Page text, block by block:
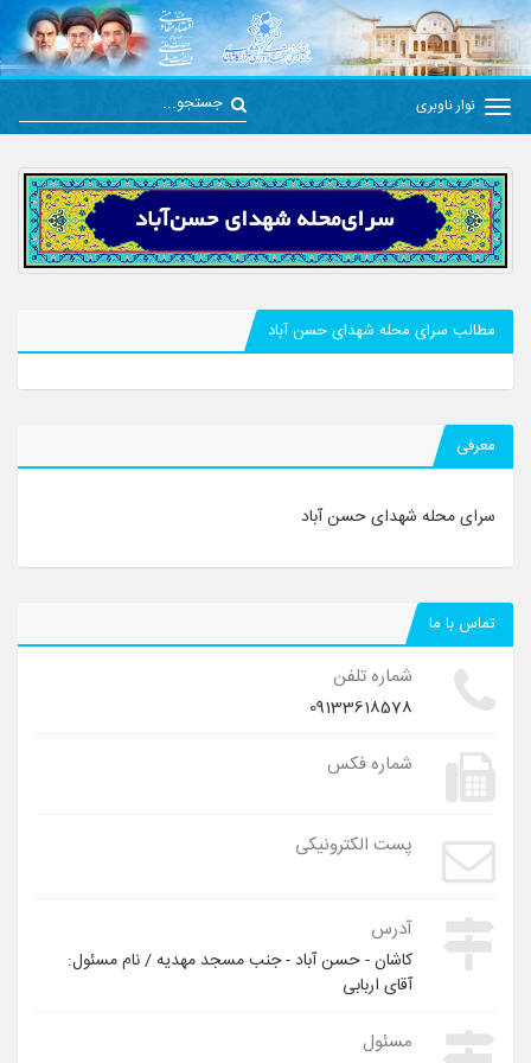
نوار ناوبری
مطالب سرای محله شهدای حسن آباد
معرفی
سرای محله شهدای حسن آباد
تماس با ما
شماره تلفن
09133618578
شماره فکس
پست الکترونیکی
آدرس
کاشان - حسن آباد - جنب مسجد مهدیه / نام مسئول:
آقای اربابی
مسئول